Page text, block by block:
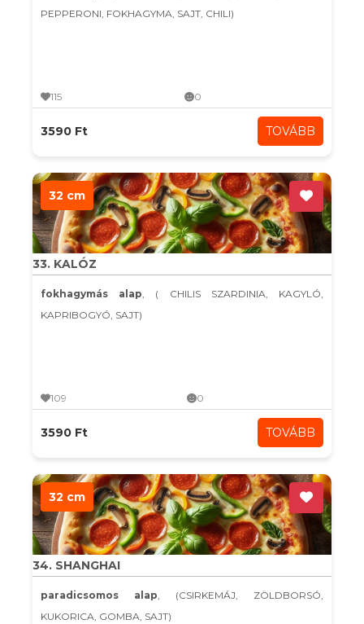
PEPPERONI, FOKHAGYMA, SAJT, CHILI)
115 0
3590 Ft TOVÁBB
32 cm
33. KALÓZ
fokhagymás alap, ( CHILIS SZARDINIA, KAGYLÓ,
KAPRIBOGYÓ, SAJT)
109 0
3590 Ft TOVÁBB
32 cm
34. SHANGHAI
paradicsomos alap, (CSIRKEMÁJ, ZÖLDBORSÓ,
KUKORICA, GOMBA, SAJT)